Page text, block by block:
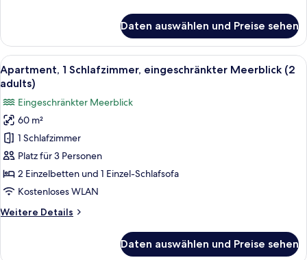
1
Schlafzimmer
(4
adults)
Daten auswählen und Preise sehen
Alle
Fotos
Apartment,
1
Schlafzimmer,
eingeschränkter
Meerblick
(2
anzeigen
Verdunkelungsvorhänge,
13
Apartment, 1 Schlafzimmer, eingeschränkter Meerblick (2
adults)
Eingeschränkter Meerblick
60 m²
1 Schlafzimmer
Platz für 3 Personen
2 Einzelbetten und 1 Einzel-Schlafsofa
Kostenloses WLAN
Weitere Details
Weitere
Daten auswählen und Preise sehen